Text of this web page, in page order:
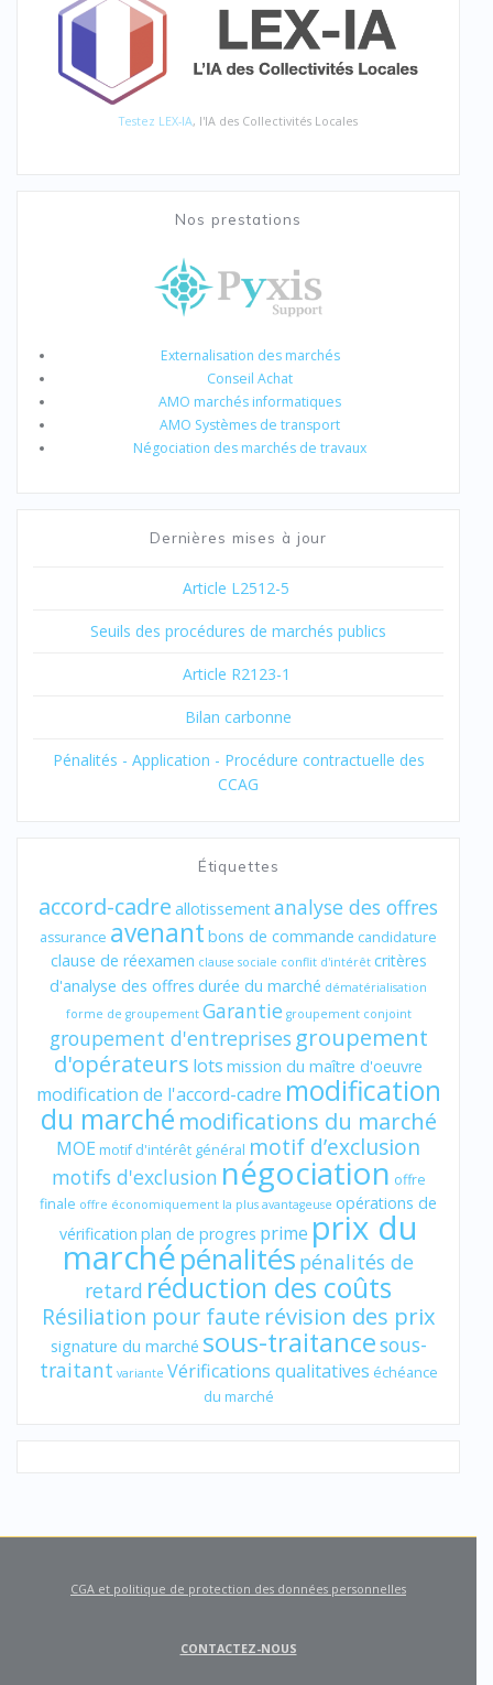
Testez LEX-IA, l'IA des Collectivités Locales
Nos prestations
Externalisation des marchés
Conseil Achat
AMO marchés informatiques
AMO Systèmes de transport
Négociation des marchés de travaux
Dernières mises à jour
Article L2512-5
Seuils des procédures de marchés publics
Article R2123-1
Bilan carbonne
Pénalités - Application - Procédure contractuelle des
CCAG
Étiquettes
accord-cadre allotissementanalyse des offres
assurance avenant bons de commande candidature
clause de réexamen clause sociale conflit d'intérêt critères
d'analyse des offres durée du marché dématérialisation
forme de groupement Garantie groupement conjoint
groupement d'entreprises groupement
d'opérateurs lots mission du maître d'oeuvre
modification de l'accord-cadre modification
du marché modifications du marché
MOE motif d'intérêt général motif d’exclusion
motifs d'exclusion négociation offre
finale offre économiquement la plus avantageuse opérations de
vérification plan de progres prime prix du
marchépénalités pénalités de
retard réduction des coûts
Résiliation pour faute révision des prix
signature du marché sous-traitancesous-
traitant variante Vérifications qualitatives échéance
du marché
CGA et politique de protection des données personnelles
CONTACTEZ-NOUS